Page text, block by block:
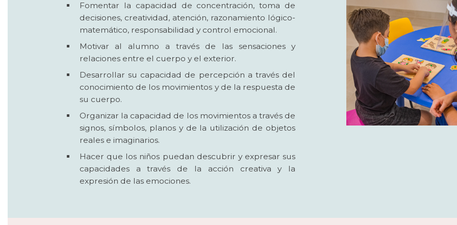
Fomentar la capacidad de concentración, toma de
decisiones, creatividad, atención, razonamiento lógico-
matemático, responsabilidad y control emocional.
Motivar al alumno a través de las sensaciones y
relaciones entre el cuerpo y el exterior.
Desarrollar su capacidad de percepción a través del
conocimiento de los movimientos y de la respuesta de
su cuerpo.
Organizar la capacidad de los movimientos a través de
signos, símbolos, planos y de la utilización de objetos
reales e imaginarios.
Hacer que los niños puedan descubrir y expresar sus
capacidades a través de la acción creativa y la
expresión de las emociones.